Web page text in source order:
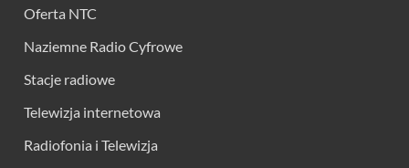
Oferta NTC
Naziemne Radio Cyfrowe
Stacje radiowe
Telewizja internetowa
Radiofonia i Telewizja